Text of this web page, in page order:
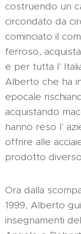
costruendo un
circondato da
cominciato il
ferroso,
e per tutta l'
Alberto che ha
epocale
acquistando
hanno reso l'
offrire alle
prodotto
Ora dalla
1999, Alberto
insegnamenti